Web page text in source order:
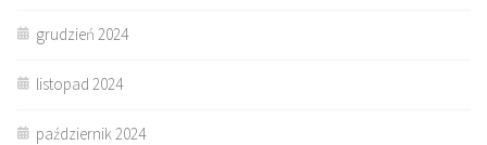
grudzień 2024
listopad 2024
październik 2024